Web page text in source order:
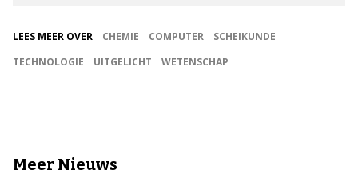
LEES MEER OVER CHEMIE COMPUTER
SCHEIKUNDE
TECHNOLOGIE
UITGELICHT WETENSCHAP
Meer Nieuws